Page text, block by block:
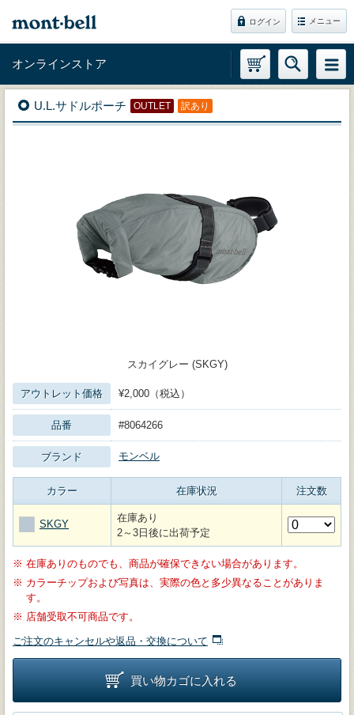
ログイン メニュー
オンラインストア
U.L.サドルポーチ OUTLET 訳あり
スカイグレー (SKGY)
アウトレット価格 ¥2,000（税込）
品番 #8064266
ブランド モンベル
カラー 在庫状況 注文数
SKGY
在庫あり
2～3日後に出荷予定
※ 在庫ありのものでも、商品が確保できない場合があります。
※ カラーチップおよび写真は、実際の色と多少異なることがありま
す。
※ 店舗受取不可商品です。
ご注文のキャンセルや返品・交換について
買い物カゴに入れる